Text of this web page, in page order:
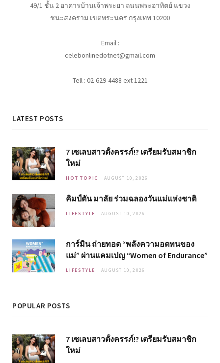
49/1 ชั้น 2 อาคารบ้านเจ้าพระยา ถนนพระอาทิตย์ แขวง
ชนะสงคราม เขตพระนคร กรุงเทพ 10200
Email :
celebonlinedotnet@gmail.com
Tell : 02-629-4488 ext 1221
LATEST POSTS
7 เซเลบสาวตั้งครรภ์!? เตรียมรับสมาชิก
ใหม่
HOT TOPIC AUGUST 10, 2026
คิมป์ตัน มาลัย ร่วมฉลองวันแม่แห่งชาติ
LIFESTYLE AUGUST 10, 2026
การ์มิน ถ่ายทอด “พลังความอดทนของ
แม่” ผ่านแคมเปญ “Women of Endurance”
LIFESTYLE AUGUST 10, 2026
POPULAR POSTS
7 เซเลบสาวตั้งครรภ์!? เตรียมรับสมาชิก
ใหม่